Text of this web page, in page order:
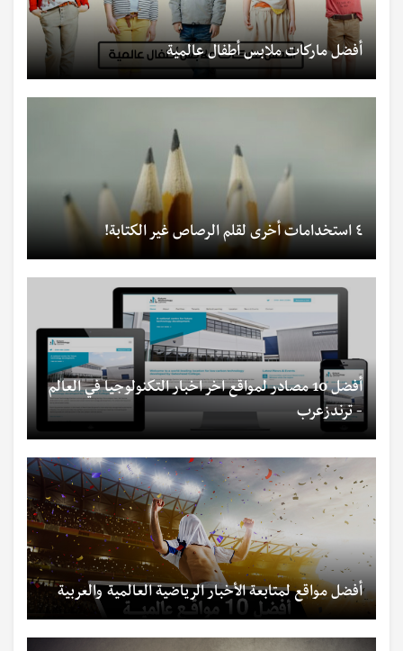
أفضل ماركات ملابس أطفال عالمية
٤ استخدامات أخرى لقلم الرصاص غير الكتابة!
أفضل 10 مصادر لمواقع اخر اخبار التكنولوجيا في العالم
- ترندزعرب
أفضل مواقع لمتابعة الأخبار الرياضية العالمية والعربية